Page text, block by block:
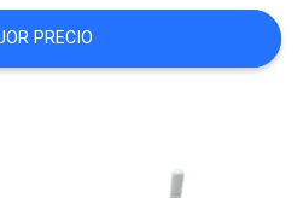
PRECIO